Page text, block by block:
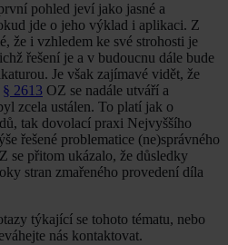
pohled jeví jako jasné a
jde o jeho výklad i aplikaci. Z
že i vzhledem ke své strohosti je
řešení je a v budoucnu dále bude
Je však zajímavé vidět, že
§ 2613 OZ se nadále utváří a
zcela ustálen. To platí jak o
tak dovolací praxi Nejvyššího
řešené problematice (ne)správného
se přitom ukázalo, že důsledky
stran zmařeného provedení díla
týkající se tohoto tématu, nebo
nás kontaktovat.